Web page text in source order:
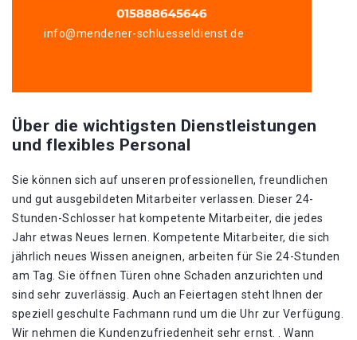
info@mendener-schluesseldienst.de
Über die wichtigsten Dienstleistungen
und flexibles Personal
Sie können sich auf unseren professionellen, freundlichen
und gut ausgebildeten Mitarbeiter verlassen. Dieser 24-
Stunden-Schlosser hat kompetente Mitarbeiter, die jedes
Jahr etwas Neues lernen. Kompetente Mitarbeiter, die sich
jährlich neues Wissen aneignen, arbeiten für Sie 24-Stunden
am Tag. Sie öffnen Türen ohne Schaden anzurichten und
sind sehr zuverlässig. Auch an Feiertagen steht Ihnen der
speziell geschulte Fachmann rund um die Uhr zur Verfügung.
Wir nehmen die Kundenzufriedenheit sehr ernst. . Wann